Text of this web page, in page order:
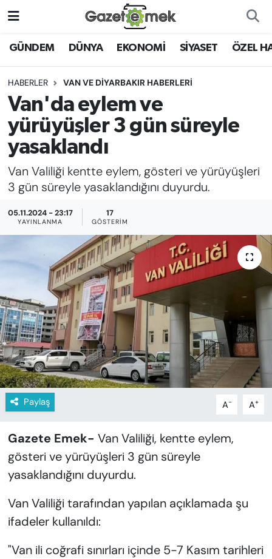
GÜNDEM DÜNYA EKONOMİ SİYASET ÖZEL
HABERLER VAN VE DİYARBAKIR HABERLERİ
Van'da eylem ve
yürüyüşler 3 gün süreyle
yasaklandı
Van Valiliği kentte eylem, gösteri ve yürüyüşleri
3 gün süreyle yasaklandığını duyurdu.
05.11.2024 - 23:17
YAYINLANMA
17
GÖSTERIM
Paylaş A- A+
Gazete Emek- Van Valiliği, kentte eylem,
gösteri ve yürüyüşleri 3 gün süreyle
yasaklandığını duyurdu.
Van Valiliği tarafından yapılan açıklamada şu
ifadeler kullanıldı:
"Van ili coğrafi sınırları içinde 5-7 Kasım tarihleri
DÜNYA
EKONOMİ
EMEK HABERLERİ
YENİ MEDYADA EMEK
GAZETECİLİĞİNİ GELİŞTİRMEK
FAYDALI BİLGİLER
GÜNDEM
KADIN
SAĞLIK
SPOR
KÜLTÜR-SANAT
MAGAZİN
ÖZEL HABER
YAZAR KÖŞESİ
VAN VE DİYARBAKIR HABERLERİ
Nöbetçi Eczaneler
Hava Durumu
İstanbul Namaz Vakitleri
Trafik Durumu
Süper Lig Puan Durumu ve Fikstür
Son Dakika Haberleri
Haber Arşivi